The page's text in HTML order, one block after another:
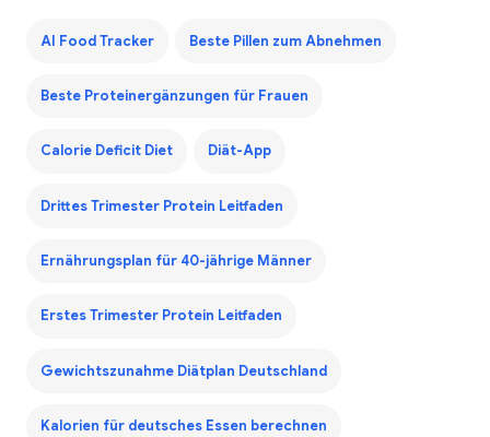
AI Food Tracker Beste Pillen zum Abnehmen
Beste Proteinergänzungen für Frauen
Calorie Deficit Diet Diät-App
Drittes Trimester Protein Leitfaden
Ernährungsplan für 40-jährige Männer
Erstes Trimester Protein Leitfaden
Gewichtszunahme Diätplan Deutschland
Kalorien für deutsches Essen berechnen